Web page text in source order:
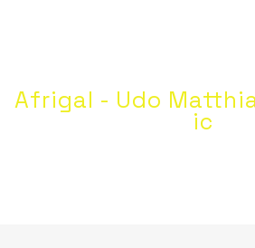
Afrigal - Udo
ic